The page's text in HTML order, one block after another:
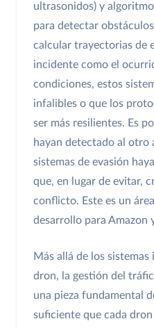
ultrasonidos) y
para detectar
calcular trayectorias de
incidente como el
condiciones, estos
infalibles o que los
ser más resilientes. Es
hayan detectado al otro
sistemas de evasión
que, en lugar de evitar,
conflicto. Este es un
desarrollo para Amazon
Más allá de los
dron, la gestión del
una pieza fundamental
suficiente que cada